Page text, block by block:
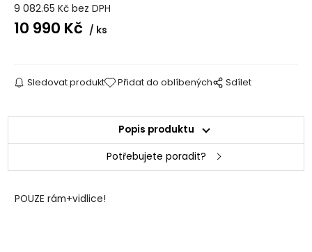
9 082.65 Kč bez DPH
10 990 Kč ks
Sledovat produkt Přidat do oblíbených Sdílet
Popis produktu
Potřebujete poradit?
POUZE rám+vidlice!